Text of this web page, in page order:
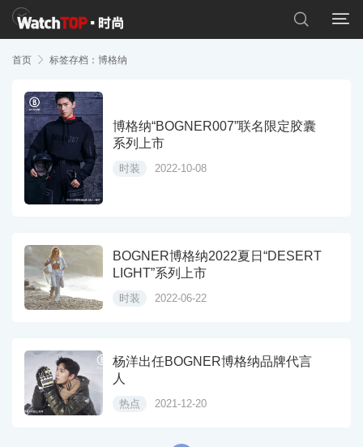


首页  标签存档：博格纳
博格纳“BOGNER007”联名限定胶囊
系列上市
时装 2022-10-08
BOGNER博格纳2022夏日“DESERT
LIGHT”系列上市
时装 2022-06-22
杨洋出任BOGNER博格纳品牌代言
人
热点 2021-12-20